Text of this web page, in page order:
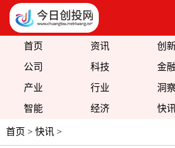
首页 资讯 创
公司 科技 金融
产业 行业 洞
智能 经济 快
首页 > 快讯 >